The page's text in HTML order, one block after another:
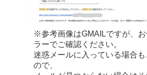
※参考画像はGMAILですが、
ラーでご確認ください。
迷惑メールに入っている場合
ので、